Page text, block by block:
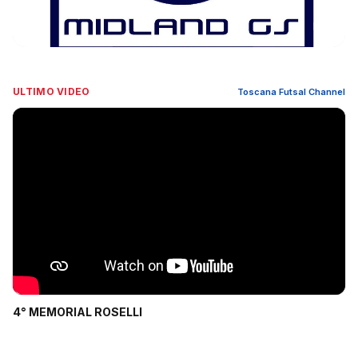
ULTIMO VIDEO Toscana Futsal Channel
4° MEMORIAL ROSELLI